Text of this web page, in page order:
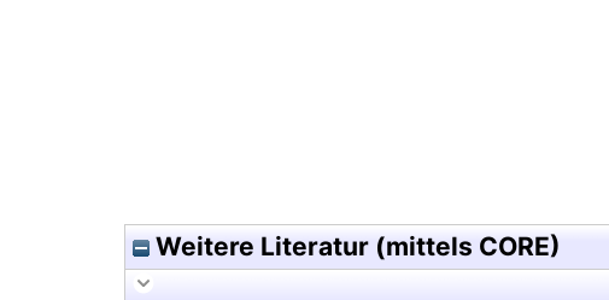
Weitere Literatur (mittels CORE)